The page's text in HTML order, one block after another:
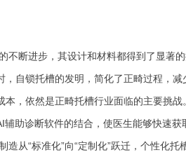
不断进步，其设计和材料都得到了显著
自锁托槽的发明，简化了正畸过程，减
，依然是正畸托槽行业面临的主要挑战。
辅助诊断软件的结合，使医生能够快速获
从“标准化”向“定制化”跃迁，个性化托